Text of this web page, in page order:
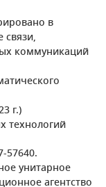
в
связи,
коммуникаций
г.)
технологий
57640.
унитарное
агентство